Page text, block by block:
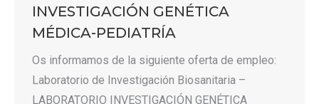
INVESTIGACIÓN GENÉTICA
MÉDICA-PEDIATRÍA
Os informamos de la siguiente oferta de empleo:
Laboratorio de Investigación Biosanitaria –
LABORATORIO INVESTIGACIÓN GENÉTICA